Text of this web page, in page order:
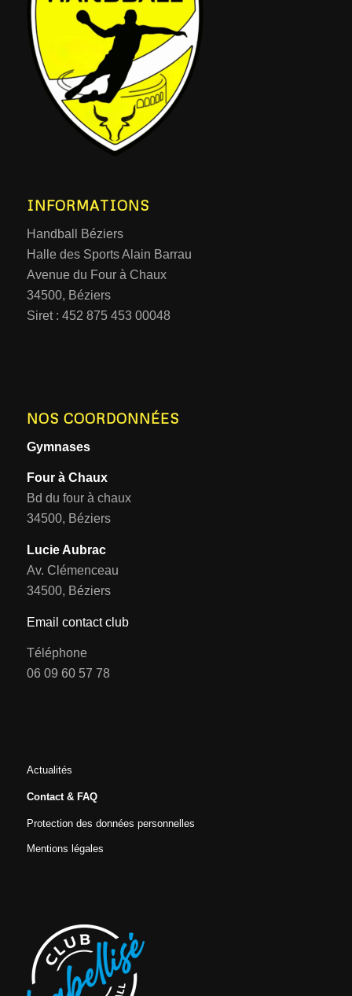
INFORMATIONS
Handball Béziers
Halle des Sports Alain Barrau
Avenue du Four à Chaux
34500, Béziers
Siret : 452 875 453 00048
NOS COORDONNÉES
Gymnases
Four à Chaux
Bd du four à chaux
34500, Béziers
Lucie Aubrac
Av. Clémenceau
34500, Béziers
Email contact club
Téléphone
06 09 60 57 78
Actualités
Contact & FAQ
Protection des données personnelles
Mentions légales